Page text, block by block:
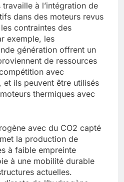
travaille à l’intégration de
dans des moteurs revus
contraintes des
exemple, les
génération offrent un
de ressources
avec
et ils peuvent être utilisés
thermiques avec
avec du CO2 capté
la production de
à faible empreinte
à une mobilité durable
actuelles.